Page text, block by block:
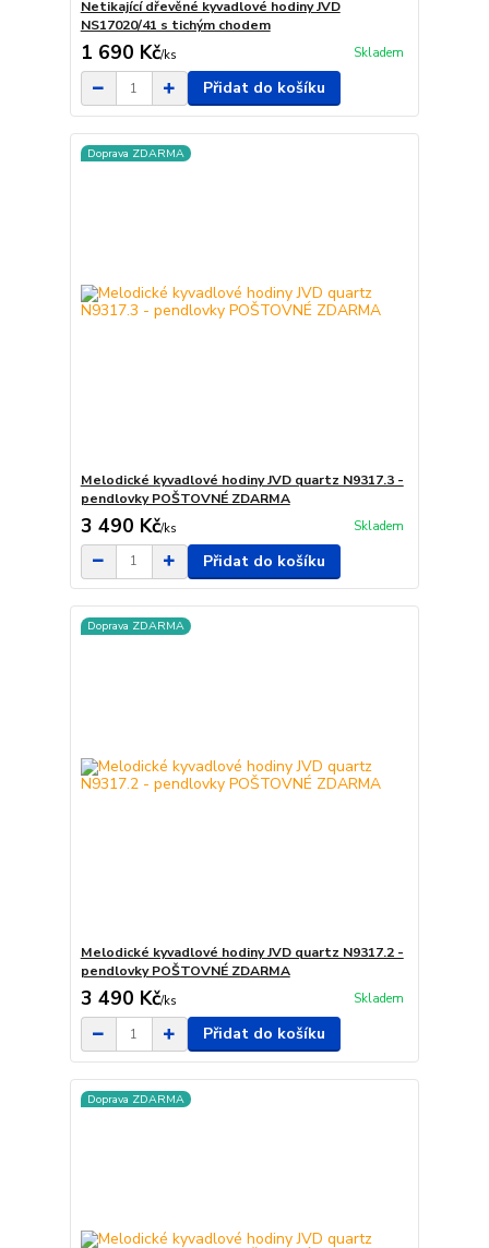
Netikající dřevěné kyvadlové hodiny JVD
NS17020/41 s tichým chodem
1 690 Kč/ks Skladem
Přidat do košíku
Doprava ZDARMA
Melodické kyvadlové hodiny JVD quartz N9317.3 -
pendlovky POŠTOVNÉ ZDARMA
3 490 Kč/ks Skladem
Přidat do košíku
Doprava ZDARMA
Melodické kyvadlové hodiny JVD quartz N9317.2 -
pendlovky POŠTOVNÉ ZDARMA
3 490 Kč/ks Skladem
Přidat do košíku
Doprava ZDARMA